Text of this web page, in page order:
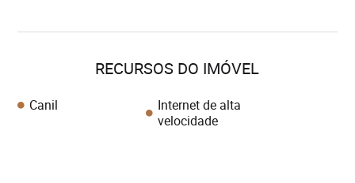
RECURSOS DO IMÓVEL
Canil
Internet de alta
velocidade